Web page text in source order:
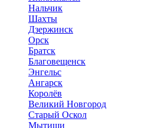
Нальчик
Шахты
Дзержинск
Орск
Братск
Благовещенск
Энгельс
Ангарск
Королёв
Великий Новгород
Старый Оскол
Мытищи